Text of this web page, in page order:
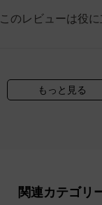
このレビューは役
もっと見る
関連カテゴリ